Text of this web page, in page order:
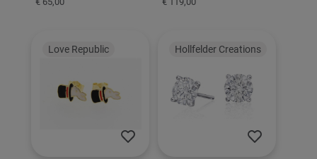
Love Republic Hollfelder Creations